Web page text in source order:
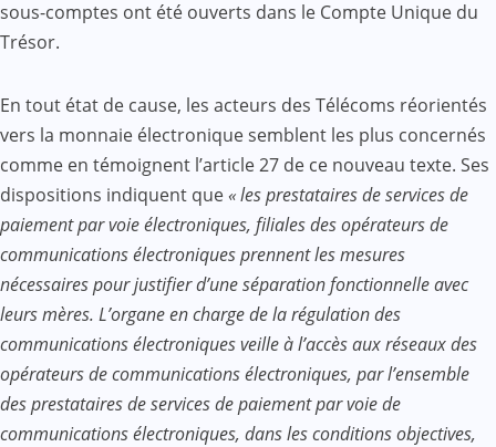
sous-comptes ont été ouverts dans le Compte Unique du
Trésor.
En tout état de cause, les acteurs des Télécoms réorientés
vers la monnaie électronique semblent les plus concernés
comme en témoignent l’article 27 de ce nouveau texte. Ses
dispositions indiquent que« les prestataires de services de
paiement par voie électroniques, filiales des opérateurs de
communications électroniques prennent les mesures
nécessaires pour justifier d’une séparation fonctionnelle avec
leurs mères. L’organe en charge de la régulation des
communications électroniques veille à l’accès aux réseaux des
opérateurs de communications électroniques, par l’ensemble
des prestataires de services de paiement par voie de
communications électroniques, dans les conditions objectives,